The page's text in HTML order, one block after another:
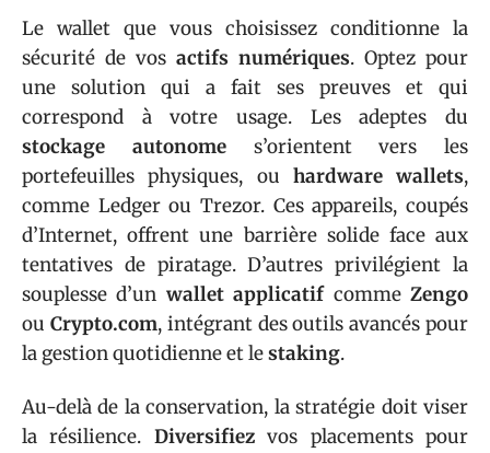
Le wallet que vous choisissez conditionne la
sécurité de vos actifs numériques. Optez pour
une solution qui a fait ses preuves et qui
correspond à votre usage. Les adeptes du
stockage autonomes’orientent vers les
portefeuilles physiques, ou hardware wallets,
comme Ledger ou Trezor. Ces appareils, coupés
d’Internet, offrent une barrière solide face aux
tentatives de piratage. D’autres privilégient la
souplesse d’un wallet applicatifcommeZengo
ou Crypto.com, intégrant des outils avancés pour
la gestion quotidienne et lestaking.
Au-delà de la conservation, la stratégie doit viser
la résilience. Diversifiezvos placements pour